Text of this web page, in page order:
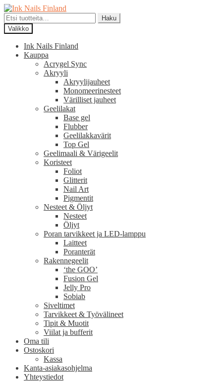
Siirry
navigointiin
Siirry
sisältöön
Etsi:
Haku
Valikko
Ink Nails Finland
Kauppa
Acrygel Sync
Akryyli
Akryylijauheet
Monomeerinesteet
Värilliset jauheet
Geelilakat
Base gel
Flubber
Geelilakkavärit
Top Gel
Geelimaali & Värigeelit
Koristeet
Foliot
Glitterit
Nail Art
Pigmentit
Nesteet & Öljyt
Nesteet
Öljyt
Poran tarvikkeet ja LED-lamppu
Laitteet
Poranterät
Rakennegeelit
‘the GOO’
Fusion Gel
Jelly Pro
Sobiab
Siveltimet
Tarvikkeet & Työvälineet
Tipit & Muotit
Viilat ja bufferit
Oma tili
Ostoskori
Kassa
Kanta-asiakasohjelma
Yhteystiedot